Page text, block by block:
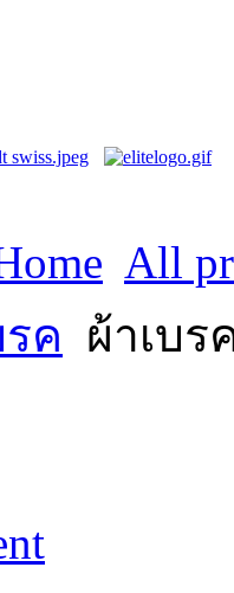
All
ค ผ้าเบร